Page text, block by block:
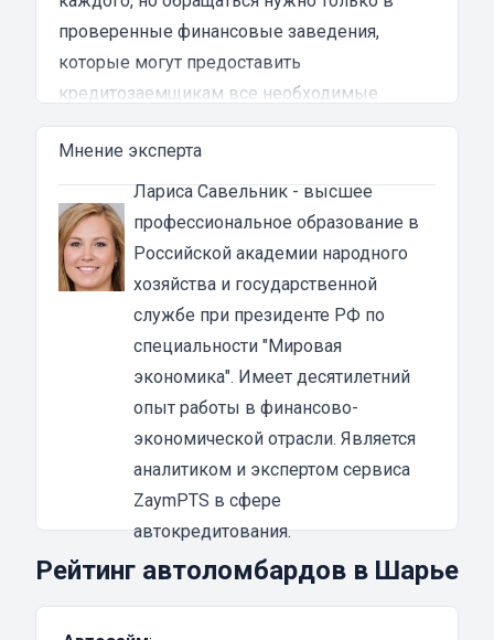
проверенные финансовые заведения,
которые могут предоставить
кредитозаемщикам все необходимые
гарантии.
Преимущества денежных займов под залог
ПТС мотоцикла в Шарье
Основная особенность займа под ПТС в том,
что техника остается у владельца. То есть, вы
получаете займ и продолжаете пользоваться
своим мотоциклом. Основное требование —
это, конечно, своевременно погашать
задолженность. В этом случае вы ничем не
рискуете.
Из преимуществ залога под ПТС
мототехники можно выделить:
быстрое оформление;
получение не менее 80% суммы от
рыночной стоимости мотоцикла;
Мнение эксперта
Лариса Савельник- высшее
профессиональное образование в
Российской академии народного
хозяйства и государственной
службе при президенте РФ по
специальности "Мировая
экономика". Имеет десятилетний
опыт работы в финансово-
экономической отрасли. Является
аналитиком и экспертом сервиса
ZaymPTS в сфере
автокредитования.
Рейтинг автоломбардов в Шарье